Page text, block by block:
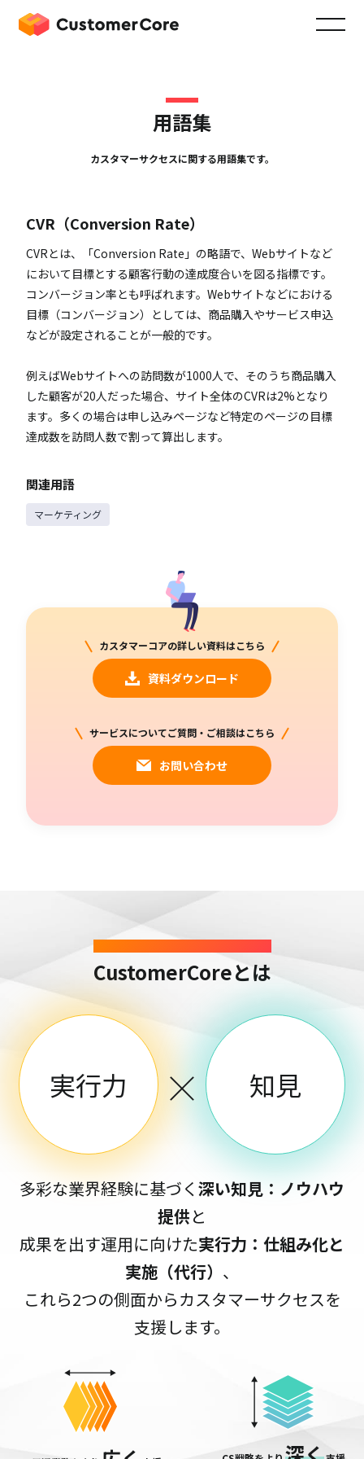
用語集
カスタマーサクセスに関する用語集です。
CVR（Conversion Rate）
CVRとは、「Conversion Rate」の略語で、Webサイトなど
において目標とする顧客行動の達成度合いを図る指標です。
コンバージョン率とも呼ばれます。Webサイトなどにおける
目標（コンバージョン）としては、商品購入やサービス申込
などが設定されることが一般的です。
例えばWebサイトへの訪問数が1000人で、そのうち商品購入
した顧客が20人だった場合、サイト全体のCVRは2%となり
ます。多くの場合は申し込みページなど特定のページの目標
達成数を訪問人数で割って算出します。
関連用語
マーケティング
カスタマーコアの詳しい資料はこちら
資料ダウンロード
サービスについてご質問・ご相談はこちら
お問い合わせ
SERVICE
CustomerCoreとは
知見
実行力
多彩な業界経験に基づく深い知見：ノウハウ
提供と
成果を出す運用に向けた実行力：仕組み化と
実施（代行） 、
これら2つの側面からカスタマーサクセスを
支援します。